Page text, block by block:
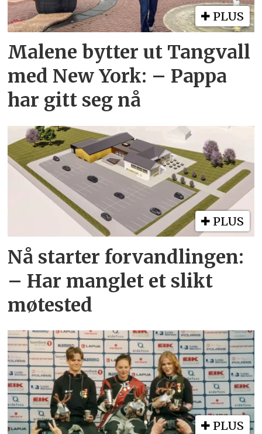
PLUS
Malene bytter ut Tangvall
med New York: – Pappa
har gitt seg nå
PLUS
Nå starter forvandlingen:
– Har manglet et slikt
møtested
PLUS